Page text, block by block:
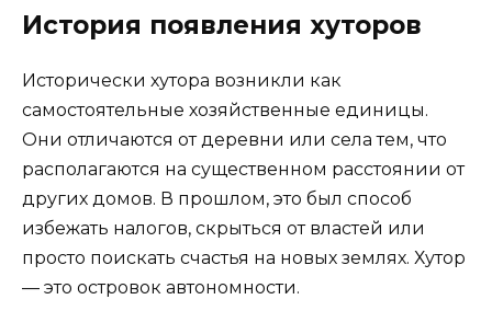
История появления хуторов
Исторически хутора возникли как
самостоятельные хозяйственные единицы.
Они отличаются от деревни или села тем, что
располагаются на существенном расстоянии от
других домов. В прошлом, это был способ
избежать налогов, скрыться от властей или
просто поискать счастья на новых землях. Хутор
— это островок автономности.